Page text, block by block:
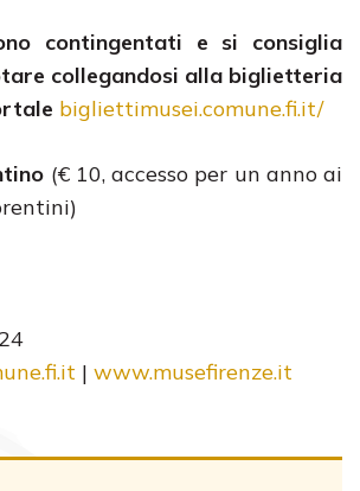
contingentati e si consiglia
collegandosi alla biglietteria
bigliettimusei.comune.fi.it/
(€ 10, accesso per un anno ai
| www.musefirenze.it